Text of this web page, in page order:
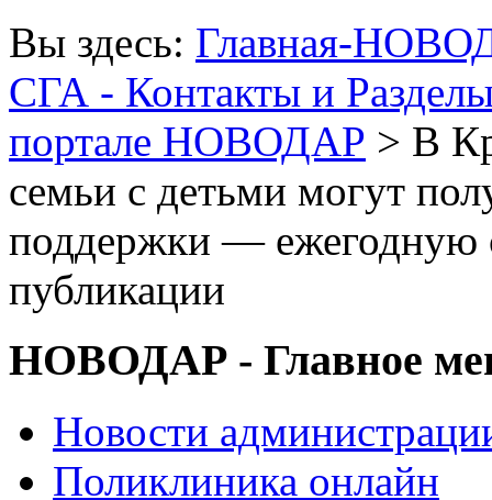
Вы здесь: Главная-
СГА - Контакты и
портале НОВОДАР > В
семьи с детьми могут
поддержки — ежегодную
публикации
НОВОДАР - Главное
Новости
Поликлиника онлайн